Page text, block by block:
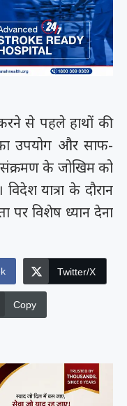
से पहले हाथों की
उपयोग और साफ-
के जोखिम को
यात्रा के दौरान
पर विशेष ध्यान देना
Twitter/X
Copy